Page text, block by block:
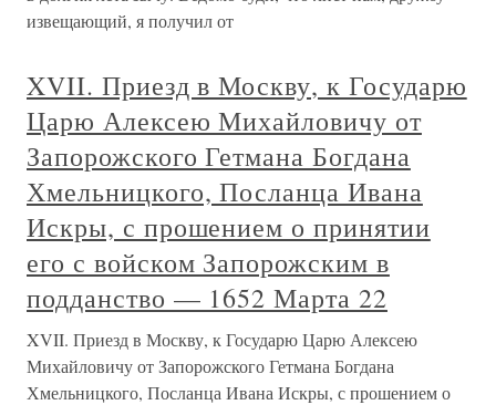
извещающий, я получил от
XVII. Приезд в Москву, к Государю
Царю Алексею Михайловичу от
Запорожского Гетмана Богдана
Хмельницкого, Посланца Ивана
Искры, с прошением о принятии
его с войском Запорожским в
подданство — 1652 Марта 22
XVII. Приезд в Москву, к Государю Царю Алексею
Михайловичу от Запорожского Гетмана Богдана
Хмельницкого, Посланца Ивана Искры, с прошением о